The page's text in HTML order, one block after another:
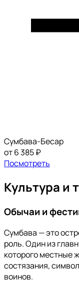
Сумбава-Бесар
от 6 385 ₽
Посмотреть
Культура и
Обычаи и
Сумбава — это
роль. Один из
которого местные
состязания,
воинов.